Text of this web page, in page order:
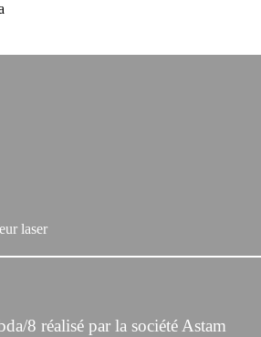
8 réalisé par la société Astam